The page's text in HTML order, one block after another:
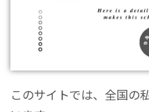
このサイトでは、全国の